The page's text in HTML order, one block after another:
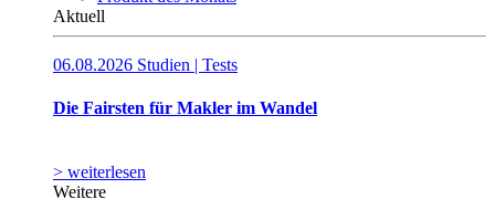
Aktuell
06.08.2026 Studien | Tests
Die Fairsten für Makler im Wandel
> weiterlesen
Weitere